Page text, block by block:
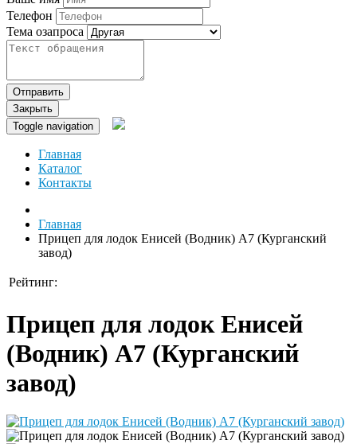
Телефон
Тема озапроса
Отправить
Закрыть
Toggle navigation
Главная
Каталог
Контакты
Главная
Прицеп для лодок Енисей (Водник) А7 (Курганский
завод)
Рейтинг:
Прицеп для лодок Енисей
(Водник) А7 (Курганский
завод)